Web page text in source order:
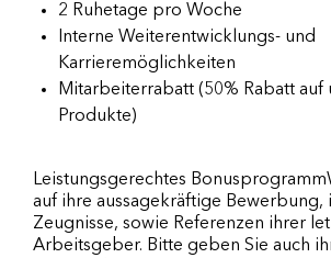
2 Ruhetage pro Woche
Interne Weiterentwicklungs- und
Karrieremöglichkeiten
Mitarbeiterrabatt (50% Rabatt auf
Produkte)
Leistungsgerechtes
auf ihre aussagekräftige Bewerbung,
Zeugnisse, sowie Referenzen ihrer
Arbeitsgeber. Bitte geben Sie auch